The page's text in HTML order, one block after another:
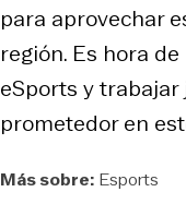
para aprovechar
región. Es hora
eSports y
prometedor en
Más sobre: Esports